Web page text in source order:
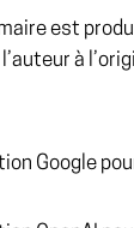
est
à
Google